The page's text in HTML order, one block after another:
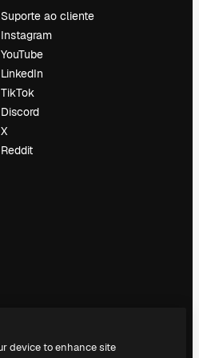
Suporte ao cliente
Instagram
YouTube
LinkedIn
TikTok
Discord
X
Reddit
device to enhance site